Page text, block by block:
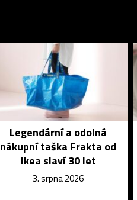
Legendární a odolná
nákupní taška Frakta od
Ikea slaví 30 let
3. srpna 2026